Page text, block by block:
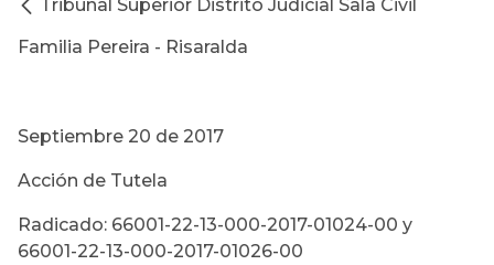
Tribunal Superior Distrito Judicial Sala Civil
Familia Pereira - Risaralda
Septiembre 20 de 2017
Acción de Tutela
Radicado: 66001-22-13-000-2017-01024-00 y
66001-22-13-000-2017-01026-00